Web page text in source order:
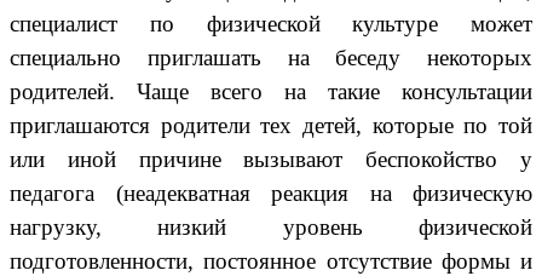
специалист по физической культуре может
специально приглашать на беседу некоторых
родителей. Чаще всего на такие консультации
приглашаются родители тех детей, которые по той
или иной причине вызывают беспокойство у
педагога (неадекватная реакция на физическую
нагрузку, низкий уровень физической
подготовленности, постоянное отсутствие формы и